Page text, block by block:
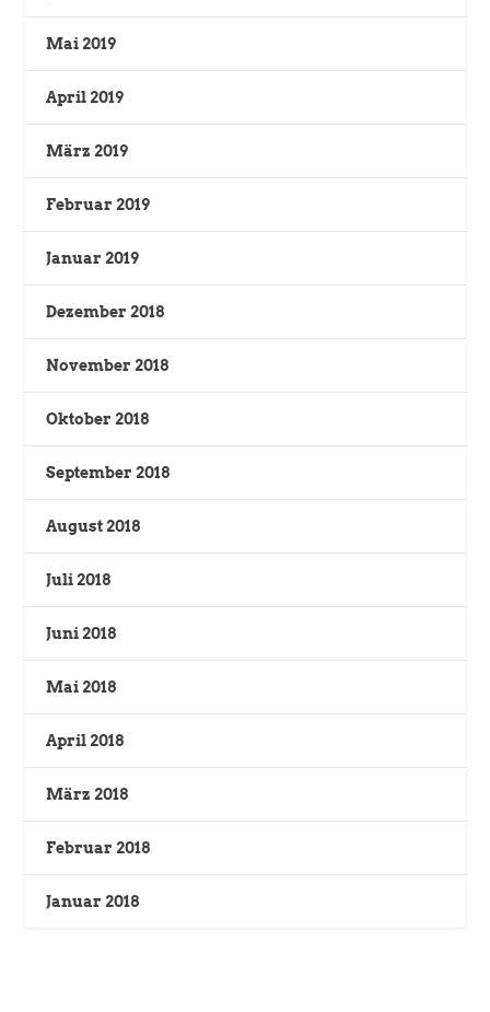
Mai 2019
April 2019
März 2019
Februar 2019
Januar 2019
Dezember 2018
November 2018
Oktober 2018
September 2018
August 2018
Juli 2018
Juni 2018
Mai 2018
April 2018
März 2018
Februar 2018
Januar 2018